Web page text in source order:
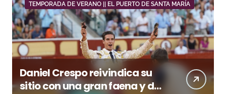
TEMPORADA DE VERANO || EL PUERTO DE SANTA MARÍA
Daniel Crespo reivindica su
sitio con una gran faena y dos